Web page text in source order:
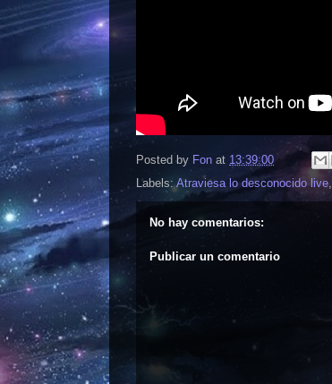
Posted by Fon at 13:39:00
Labels:Atraviesa lo desconocido live,
No hay comentarios:
Publicar un comentario